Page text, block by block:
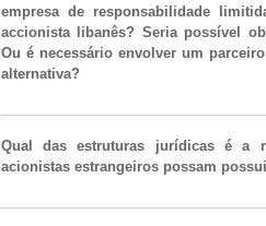
empresa de responsabilidade
accionista libanês? Seria possível
Ou é necessário envolver um
alternativa?
Qual das estruturas jurídicas é a
acionistas estrangeiros possam